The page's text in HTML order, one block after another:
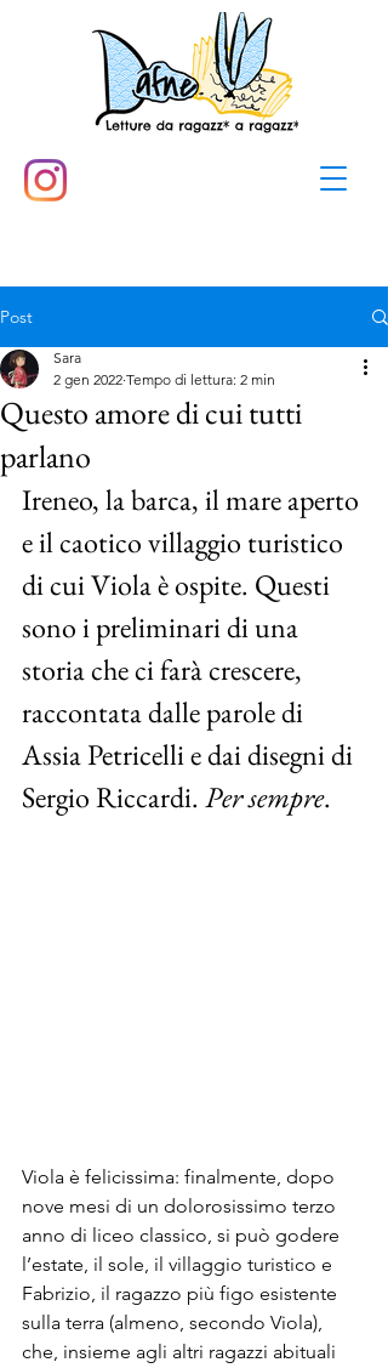
Post
Questo amore di cui tutti
parlano
Sara
2 gen 2022 Tempo di lettura: 2 min
Ireneo, la barca, il mare aperto
e il caotico villaggio turistico
di cui Viola è ospite. Questi
sono i preliminari di una
storia che ci farà crescere,
raccontata dalle parole di
Assia Petricelli e dai disegni di
Sergio Riccardi. Per sempre.
Viola è felicissima: finalmente, dopo
nove mesi di un dolorosissimo terzo
anno di liceo classico, si può godere
l’estate, il sole, il villaggio turistico e
Fabrizio, il ragazzo più figo esistente
sulla terra (almeno, secondo Viola),
che, insieme agli altri ragazzi abituali